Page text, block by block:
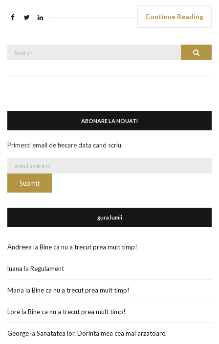
Continue Reading
Search
ABONARE LA NOUATI
Primesti email de fiecare data cand scriu.
gura lumii
Andreea la Bine ca nu a trecut prea mult timp!
luana la Regulament
Maria la Bine ca nu a trecut prea mult timp!
Lorela Bine ca nu a trecut prea mult timp!
Georgela Sanatatea lor. Dorinta mea cea mai arzatoare.